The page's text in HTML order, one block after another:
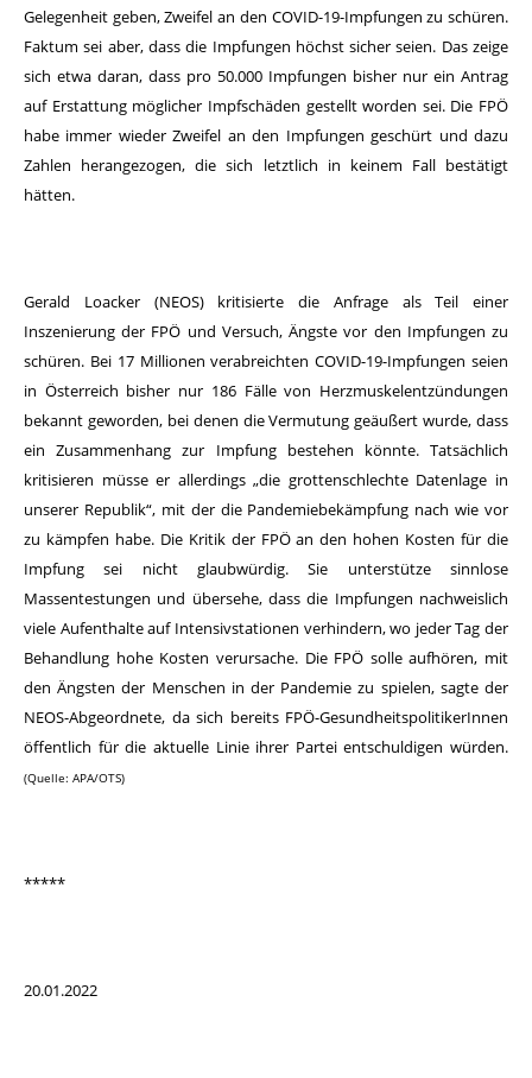
Gelegenheit geben, Zweifel an den COVID-19-Impfungen zu schüren.
Faktum sei aber, dass die Impfungen höchst sicher seien. Das zeige
sich etwa daran, dass pro 50.000 Impfungen bisher nur ein Antrag
auf Erstattung möglicher Impfschäden gestellt worden sei. Die FPÖ
habe immer wieder Zweifel an den Impfungen geschürt und dazu
Zahlen herangezogen, die sich letztlich in keinem Fall bestätigt
hätten.
Gerald Loacker (NEOS) kritisierte die Anfrage als Teil einer
Inszenierung der FPÖ und Versuch, Ängste vor den Impfungen zu
schüren. Bei 17 Millionen verabreichten COVID-19-Impfungen seien
in Österreich bisher nur 186 Fälle von Herzmuskelentzündungen
bekannt geworden, bei denen die Vermutung geäußert wurde, dass
ein Zusammenhang zur Impfung bestehen könnte. Tatsächlich
kritisieren müsse er allerdings „die grottenschlechte Datenlage in
unserer Republik“, mit der die Pandemiebekämpfung nach wie vor
zu kämpfen habe. Die Kritik der FPÖ an den hohen Kosten für die
Impfung sei nicht glaubwürdig. Sie unterstütze sinnlose
Massentestungen und übersehe, dass die Impfungen nachweislich
viele Aufenthalte auf Intensivstationen verhindern, wo jeder Tag der
Behandlung hohe Kosten verursache. Die FPÖ solle aufhören, mit
den Ängsten der Menschen in der Pandemie zu spielen, sagte der
NEOS-Abgeordnete, da sich bereits FPÖ-GesundheitspolitikerInnen
öffentlich für die aktuelle Linie ihrer Partei entschuldigen würden.
(Quelle: APA/OTS)
*****
20.01.2022